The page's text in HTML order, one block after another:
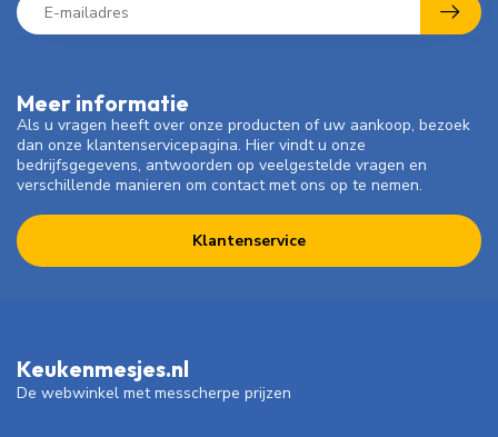
Meer informatie
Als u vragen heeft over onze producten of uw aankoop, bezoek
dan onze klantenservicepagina. Hier vindt u onze
bedrijfsgegevens, antwoorden op veelgestelde vragen en
verschillende manieren om contact met ons op te nemen.
Klantenservice
Keukenmesjes.nl
De webwinkel met messcherpe prijzen